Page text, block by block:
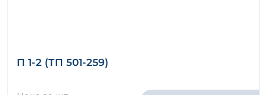
П 1-2 (ТП 501-259)